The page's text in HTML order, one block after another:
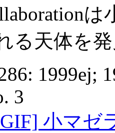
る天体を
1999ej;
3
小マゼ